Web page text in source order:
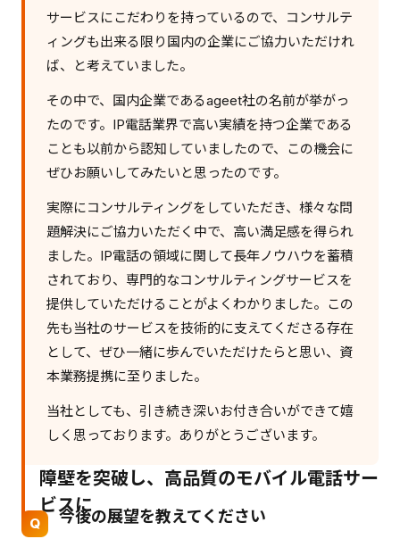
サービスにこだわりを持っているので、コンサルテ
ィングも出来る限り国内の企業にご協力いただけれ
ば、と考えていました。
その中で、国内企業であるageet社の名前が挙がっ
たのです。IP電話業界で高い実績を持つ企業である
ことも以前から認知していましたので、この機会に
ぜひお願いしてみたいと思ったのです。
実際にコンサルティングをしていただき、様々な問
題解決にご協力いただく中で、高い満足感を得られ
ました。IP電話の領域に関して長年ノウハウを蓄積
されており、専門的なコンサルティングサービスを
提供していただけることがよくわかりました。この
先も当社のサービスを技術的に支えてくださる存在
として、ぜひ一緒に歩んでいただけたらと思い、資
本業務提携に至りました。
当社としても、引き続き深いお付き合いができて嬉
しく思っております。ありがとうございます。
障壁を突破し、高品質のモバイル電話サー
ビスに
今後の展望を教えてください